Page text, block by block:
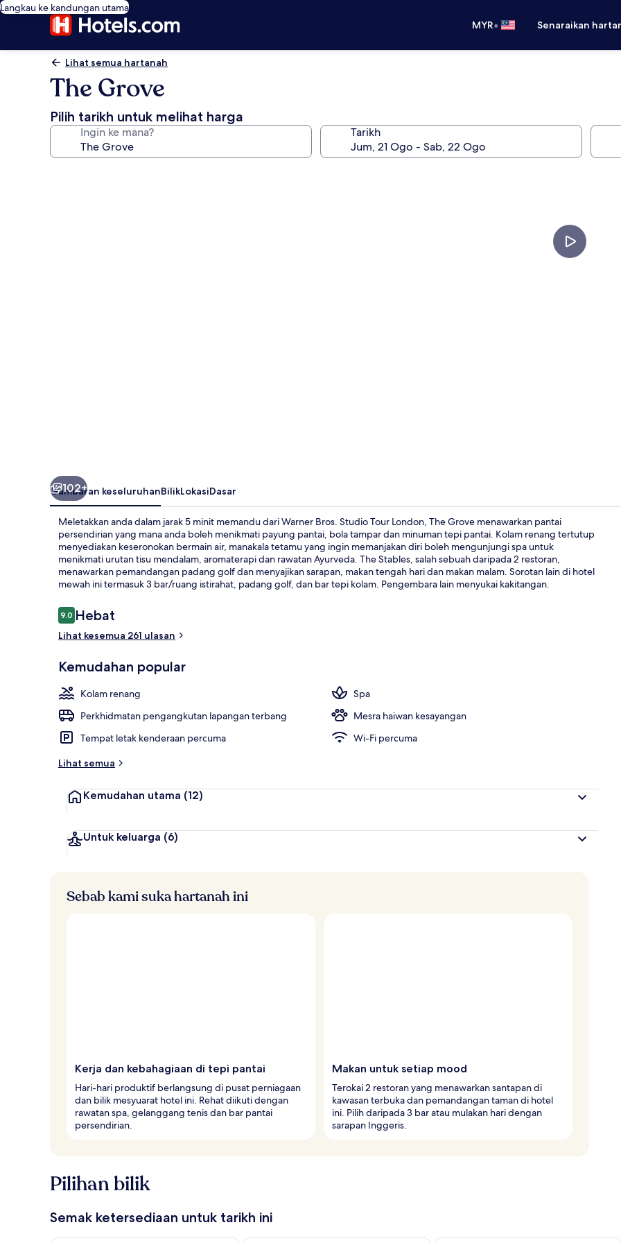
Langkau ke kandungan utama
MYR• Senaraikan
Lihat semua hartanah
The Grove
Pilih tarikh untuk melihat harga
Ingin ke mana? Tarikh
2 restoran;
102+
Gambaran keseluruhanBilikLokasiDasar
Meletakkan anda dalam jarak 5 minit memandu dari Warner Bros. Studio Tour London, The Grove menawarkan pantai
persendirian yang mana anda boleh menikmati payung pantai, bola tampar dan minuman tepi pantai. Kolam renang tertutup
menyediakan keseronokan bermain air, manakala tetamu yang ingin memanjakan diri boleh mengunjungi spa untuk
menikmati urutan tisu mendalam, aromaterapi dan rawatan Ayurveda. The Stables, salah sebuah daripada 2 restoran,
menawarkan pemandangan padang golf dan menyajikan sarapan, makan tengah hari dan makan malam. Sorotan lain di hotel
mewah ini termasuk 3 bar/ruang istirahat, padang golf, dan bar tepi kolam. Pengembara lain menyukai kakitangan.
Ulasan
9.09.0 daripada 10
Hebat
Lihat kesemua 261 ulasan
Kemudahan popular
Kolam renang
Spa
Perkhidmatan pengangkutan lapangan terbang
Mesra haiwan kesayangan
Tempat letak kenderaan percuma
Wi-Fi percuma
Lihat semua
Kemudahan utama (12)
Untuk keluarga (6)
Sebab kami suka hartanah ini
Kerja dan kebahagiaan di tepi pantai
Hari-hari produktif berlangsung di pusat perniagaan
dan bilik mesyuarat hotel ini. Rehat diikuti dengan
rawatan spa, gelanggang tenis dan bar pantai
persendirian.
Makan untuk setiap mood
Terokai 2 restoran yang menawarkan santapan di
kawasan terbuka dan pemandangan taman di hotel
ini. Pilih daripada 3 bar atau mulakan hari dengan
sarapan Inggeris.
Pilihan bilik
Semak ketersediaan untuk tarikh ini